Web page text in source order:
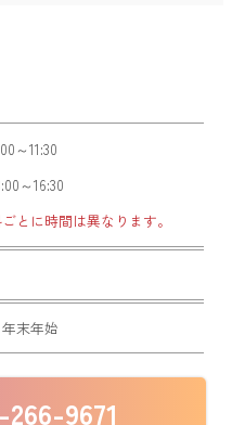
～11:30
～16:30
とに時間は異なります。
末年始
266-9671